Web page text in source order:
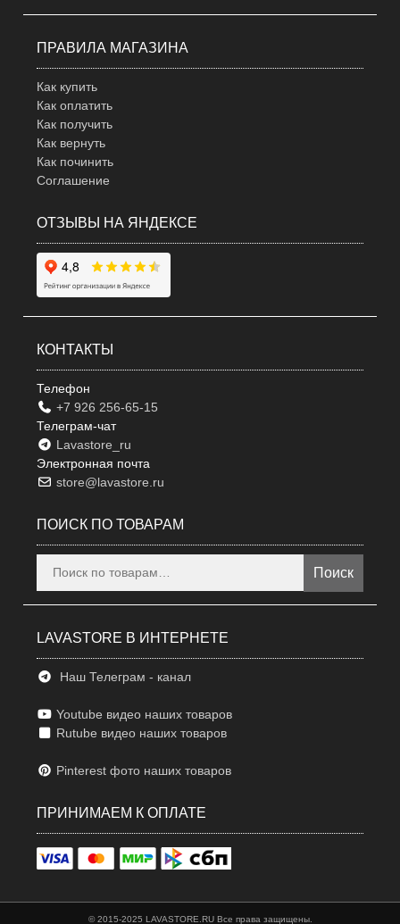
ПРАВИЛА МАГАЗИНА
Как купить
Как оплатить
Как получить
Как вернуть
Как починить
Соглашение
ОТЗЫВЫ НА ЯНДЕКСЕ
КОНТАКТЫ
Телефон
+7 926 256-65-15
Телеграм-чат
Lavastore_ru
Электронная почта
store@lavastore.ru
ПОИСК ПО ТОВАРАМ
Поиск
LAVASTORE В ИНТЕРНЕТЕ
Наш Телеграм - канал
Youtube видео наших товаров
Rutube видео наших товаров
Pinterest фото наших товаров
ПРИНИМАЕМ К ОПЛАТЕ
© 2015-2025 LAVASTORE.RU Все права защищены.